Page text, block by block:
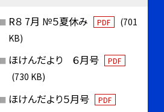
R８ 7月 №５夏休み PDF
(701
KB)
ほけんだより ６月号 PDF
(730 KB)
ほけんだより５月号 PDF